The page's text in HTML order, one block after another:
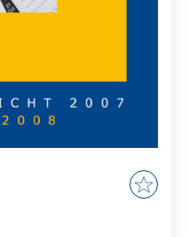
deutlich machen.